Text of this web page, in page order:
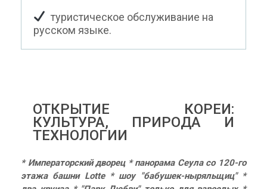
туристическое обслуживание на
русском языке.
ОТКРЫТИЕ КОРЕИ:
КУЛЬТУРА, ПРИРОДА И
ТЕХНОЛОГИИ
* Императорский дворец * панорама Сеула со 120-го
этажа башни Lotte * шоу "бабушек-ныряльщиц" *